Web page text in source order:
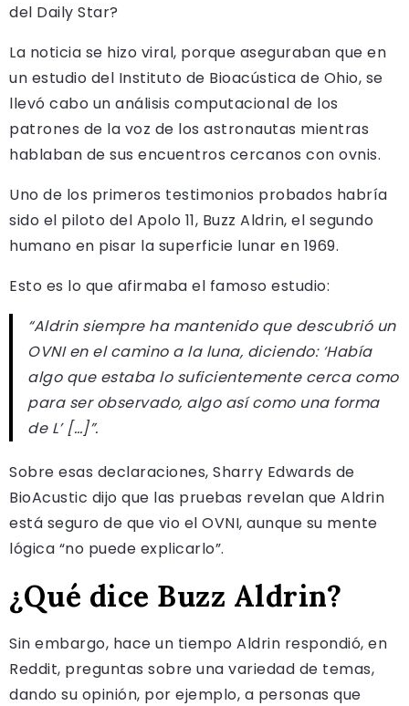
del Daily Star?
La noticia se hizo viral, porque aseguraban que en
un estudio del Instituto de Bioacústica de Ohio, se
llevó cabo un análisis computacional de los
patrones de la voz de los astronautas mientras
hablaban de sus encuentros cercanos con ovnis.
Uno de los primeros testimonios probados habría
sido el piloto del Apolo 11, Buzz Aldrin, el segundo
humano en pisar la superficie lunar en 1969.
Esto es lo que afirmaba el famoso estudio:
“Aldrin siempre ha mantenido que descubrió un
OVNI en el camino a la luna, diciendo: ‘Había
algo que estaba lo suficientemente cerca como
para ser observado, algo así como una forma
de L’ […]”.
Sobre esas declaraciones, Sharry Edwards de
BioAcustic dijo que las pruebas revelan que Aldrin
está seguro de que vio el OVNI, aunque su mente
lógica “no puede explicarlo”.
¿Qué dice Buzz Aldrin?
Sin embargo, hace un tiempo Aldrin respondió, en
Reddit, preguntas sobre una variedad de temas,
dando su opinión, por ejemplo, a personas que